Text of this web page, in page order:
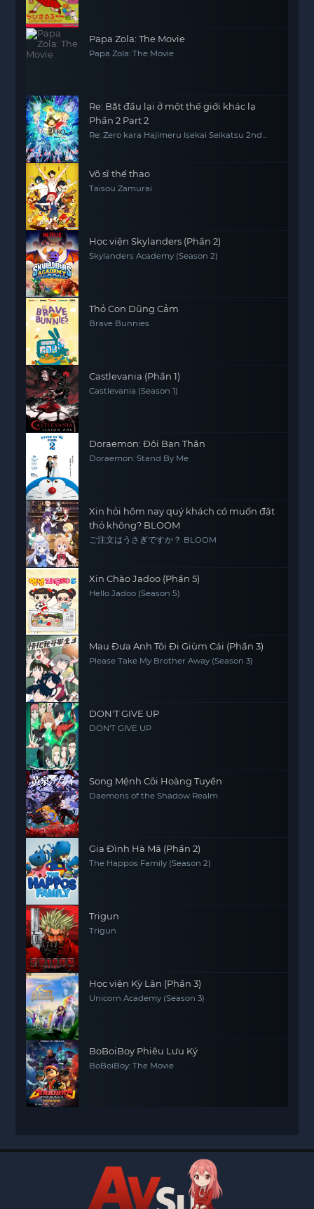
Papa Zola: The Movie
Papa Zola: The Movie
Re: Bắt đầu lại ở một thế giới khác lạ
Phần 2 Part 2
Re: Zero kara Hajimeru Isekai Seikatsu 2nd
Võ sĩ thế thao
Taisou Zamurai
Học viện Skylanders (Phần 2)
Skylanders Academy (Season 2)
Thỏ Con Dũng Cảm
Brave Bunnies
Castlevania (Phần 1)
Castlevania (Season 1)
Doraemon: Đôi Bạn Thân
Doraemon: Stand By Me
Xin hỏi hôm nay quý khách có muốn đặt
thỏ không? BLOOM
ご注文はうさぎですか？ BLOOM
Xin Chào Jadoo (Phần 5)
Hello Jadoo (Season 5)
Mau Đưa Anh Tôi Đi Giùm Cái (Phần 3)
Please Take My Brother Away (Season 3)
DON'T GIVE UP
DON'T GIVE UP
Song Mệnh Cõi Hoàng Tuyền
Daemons of the Shadow Realm
Gia Đình Hà Mã (Phần 2)
The Happos Family (Season 2)
Trigun
Trigun
Học viện Kỳ Lân (Phần 3)
Unicorn Academy (Season 3)
BoBoiBoy Phiêu Lưu Ký
BoBoiBoy: The Movie